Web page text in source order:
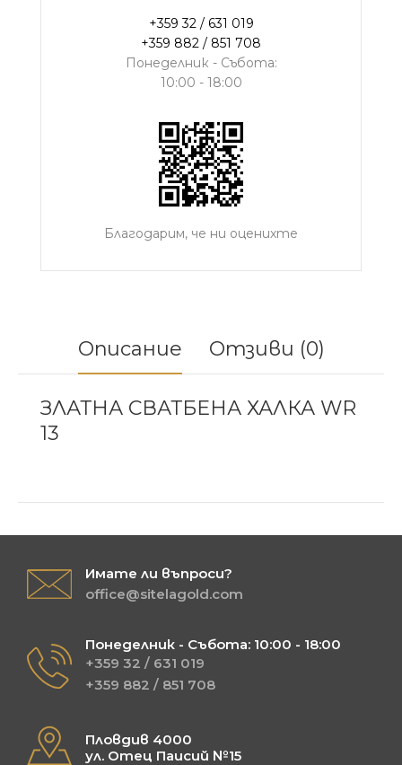
+359 32 / 631 019
+359 882 / 851 708
Понеделник - Събота:
10:00 - 18:00
Благодарим, че ни оценихте
Описание Отзиви (0)
ЗЛАТНА СВАТБЕНА ХАЛКА WR
13
Имате ли въпроси?
office@sitelagold.com
Понеделник - Събота: 10:00 - 18:00
+359 32 / 631 019
+359 882 / 851 708
Пловдив 4000
ул. Отец Паисий №15